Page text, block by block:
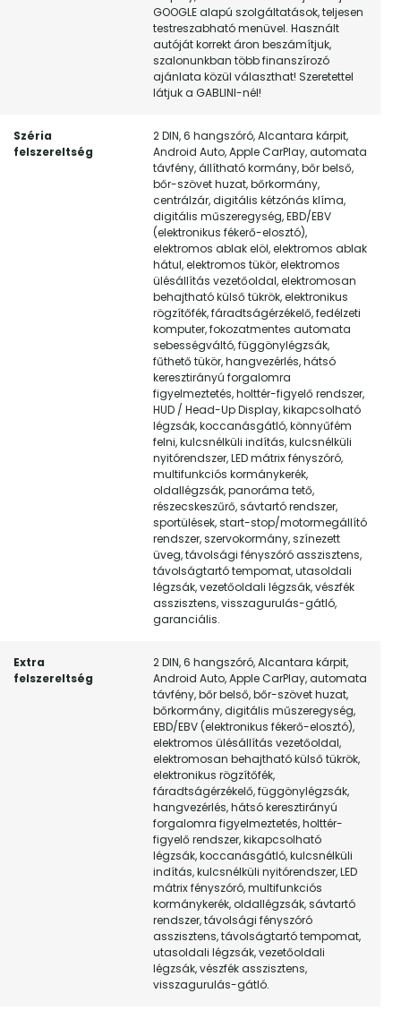
GOOGLE alapú szolgáltatások, teljesen
testreszabható menüvel. Használt
autóját korrekt áron beszámítjuk,
szalonunkban több finanszírozó
ajánlata közül választhat! Szeretettel
látjuk a GABLINI-nél!
Széria
felszereltség
2 DIN, 6 hangszóró, Alcantara kárpit,
Android Auto, Apple CarPlay, automata
távfény, állítható kormány, bőr belső,
bőr-szövet huzat, bőrkormány,
centrálzár, digitális kétzónás klíma,
digitális műszeregység, EBD/EBV
(elektronikus fékerő-elosztó),
elektromos ablak elöl, elektromos ablak
hátul, elektromos tükör, elektromos
ülésállítás vezetőoldal, elektromosan
behajtható külső tükrök, elektronikus
rögzítőfék, fáradtságérzékelő, fedélzeti
komputer, fokozatmentes automata
sebességváltó, függönylégzsák,
fűthető tükör, hangvezérlés, hátsó
keresztirányú forgalomra
figyelmeztetés, holttér-figyelő rendszer,
HUD / Head-Up Display, kikapcsolható
légzsák, koccanásgátló, könnyűfém
felni, kulcsnélküli indítás, kulcsnélküli
nyitórendszer, LED mátrix fényszóró,
multifunkciós kormánykerék,
oldallégzsák, panoráma tető,
részecskeszűrő, sávtartó rendszer,
sportülések, start-stop/motormegállító
rendszer, szervokormány, színezett
üveg, távolsági fényszóró asszisztens,
távolságtartó tempomat, utasoldali
légzsák, vezetőoldali légzsák, vészfék
asszisztens, visszagurulás-gátló,
garanciális.
Extra
felszereltség
2 DIN, 6 hangszóró, Alcantara kárpit,
Android Auto, Apple CarPlay, automata
távfény, bőr belső, bőr-szövet huzat,
bőrkormány, digitális műszeregység,
EBD/EBV (elektronikus fékerő-elosztó),
elektromos ülésállítás vezetőoldal,
elektromosan behajtható külső tükrök,
elektronikus rögzítőfék,
fáradtságérzékelő, függönylégzsák,
hangvezérlés, hátsó keresztirányú
forgalomra figyelmeztetés, holttér-
figyelő rendszer, kikapcsolható
légzsák, koccanásgátló, kulcsnélküli
indítás, kulcsnélküli nyitórendszer, LED
mátrix fényszóró, multifunkciós
kormánykerék, oldallégzsák, sávtartó
rendszer, távolsági fényszóró
asszisztens, távolságtartó tempomat,
utasoldali légzsák, vezetőoldali
légzsák, vészfék asszisztens,
visszagurulás-gátló.